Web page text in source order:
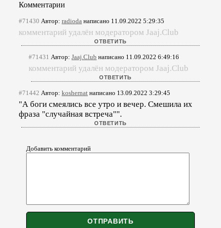
Комментарии
#71430 Автор: radioda написано 11.09.2022 5:29:35
комментарий удалён модератором Jaaj.Club
#71431 Автор: Jaaj.Club написано 11.09.2022 6:49:16
комментарий удалён модератором Jaaj.Club
#71442 Автор: koshernat написано 13.09.2022 3:29:45
"А боги смеялись все утро и вечер. Смешила их
фраза "случайная встреча"".
Добавить комментарий